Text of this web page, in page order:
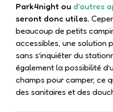
Park4night ou d’autres
seront donc utiles.
beaucoup de petits
accessibles, une solution
sans s’inquiéter du
également la possibilité
champs pour camper, ce
des sanitaires et des